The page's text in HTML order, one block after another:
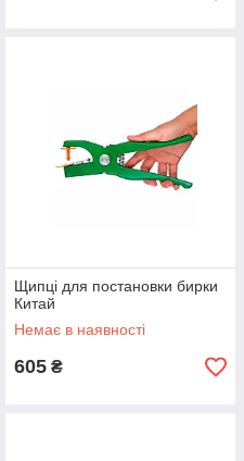
Щипці для постановки бирки
Китай
Немає в наявності
605 ₴